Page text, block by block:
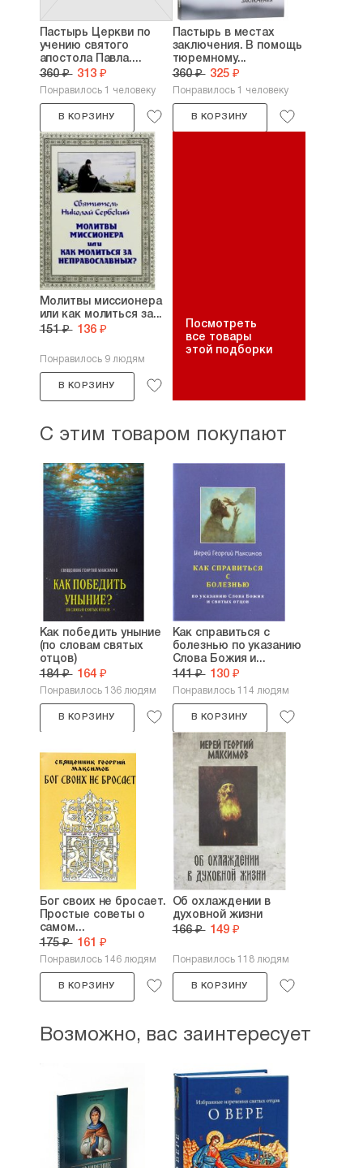
Пастырь Церкви по
учению святого
апостола Павла....
360 ₽ 313 ₽
Понравилось 1 человеку
В КОРЗИНУ
Пастырь в местах
заключения. В помощь
тюремному...
360 ₽ 325 ₽
Понравилось 1 человеку
В КОРЗИНУ
Молитвы миссионера
или как молиться за...
151 ₽ 136 ₽
Понравилось 9 людям
В КОРЗИНУ
Посмотреть
все товары
этой подборки
С этим товаром покупают
Как победить уныние
(по словам святых
отцов)
184 ₽ 164 ₽
Понравилось 136 людям
В КОРЗИНУ
Как справиться с
болезнью по указанию
Слова Божия и...
141 ₽ 130 ₽
Понравилось 114 людям
В КОРЗИНУ
Бог своих не бросает.
Простые советы о
самом...
175 ₽ 161 ₽
Понравилось 146 людям
В КОРЗИНУ
Об охлаждении в
духовной жизни
166 ₽ 149 ₽
Понравилось 118 людям
В КОРЗИНУ
Возможно, вас заинтересует